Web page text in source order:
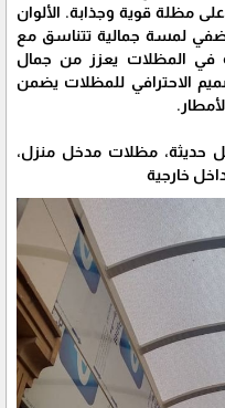
مظلة قوية وجذابة. الألوان
لمسة جمالية تتناسق مع
في المظلات يعزز من جمال
الاحترافي للمظلات يضمن
حديثة، مظلات مدخل منزل،
خارجية